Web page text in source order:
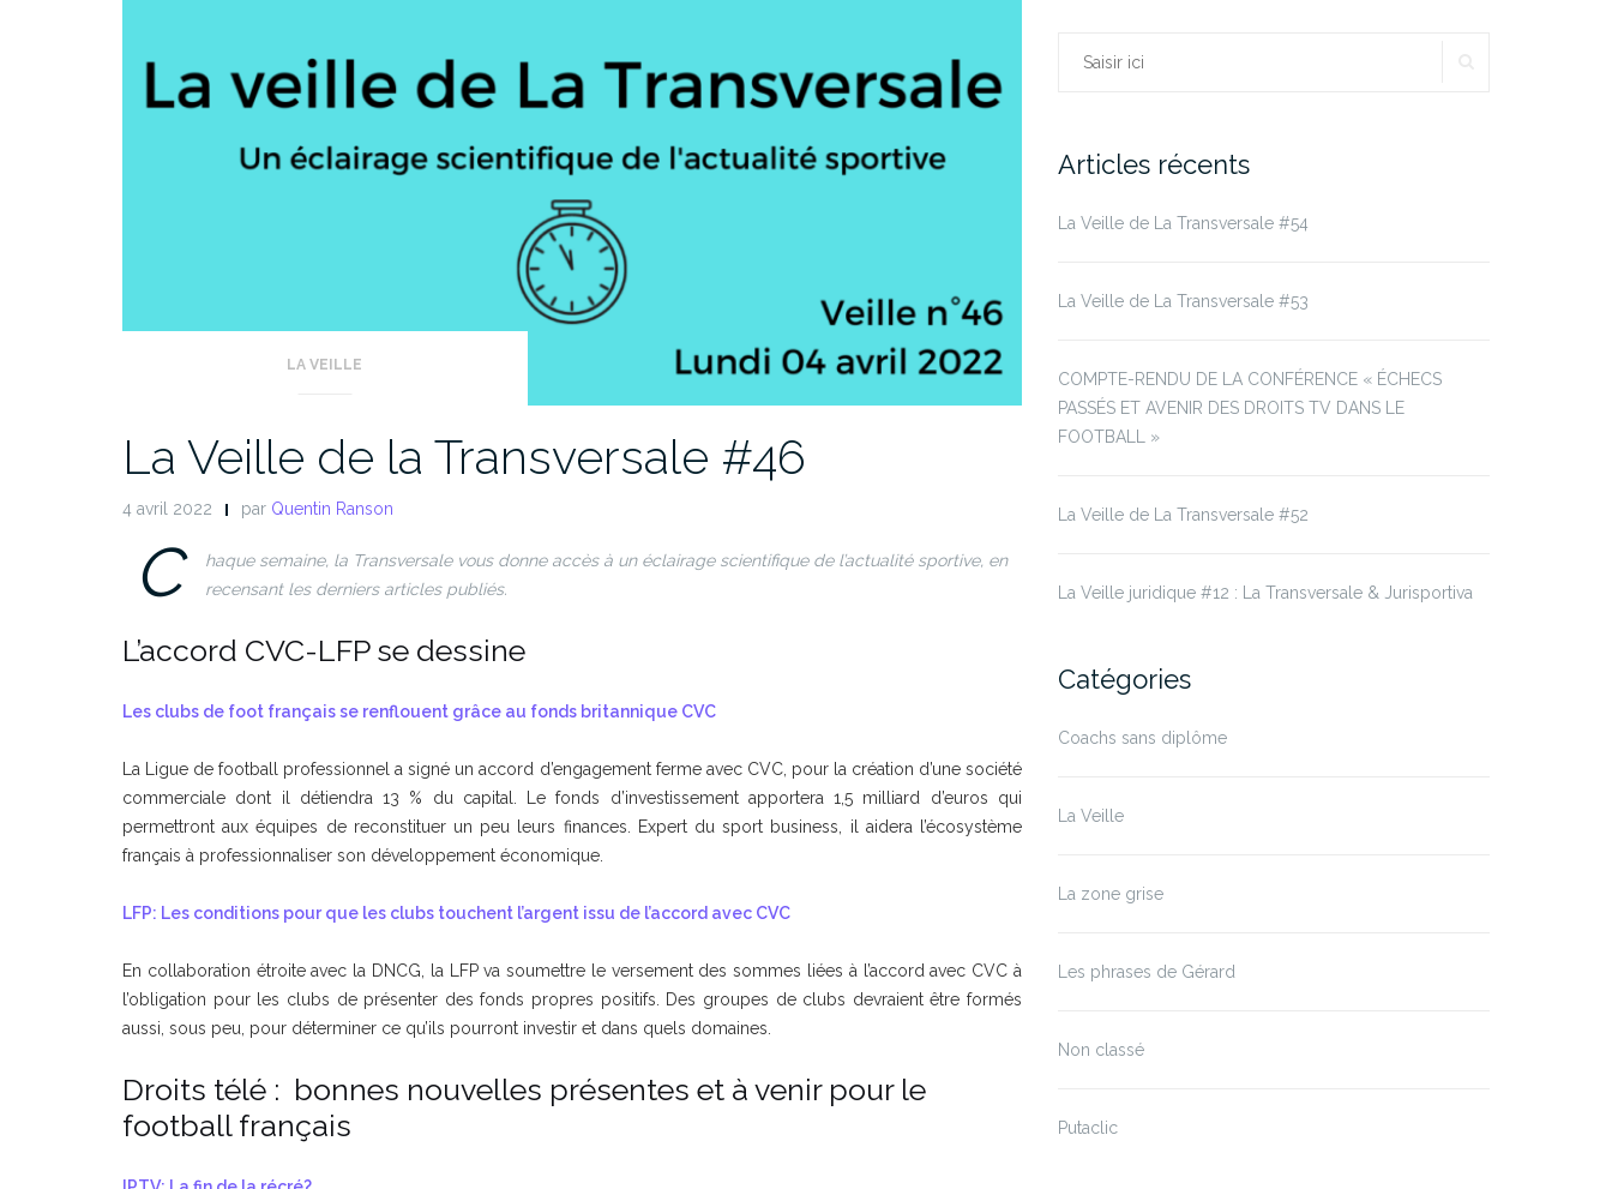
LA VEILLE
La Veille de la Transversale #46
4 avril 2022 par Quentin Ranson
C
haque semaine, la Transversale vous donne accès à un éclairage scientifique de l’actualité sportive, en
recensant les derniers articles publiés.
L’accord CVC-LFP se dessine
Les clubs de foot français se renflouent grâce au fonds britannique CVC
La Ligue de football professionnel a signé un accord d’engagement ferme avec CVC, pour la création d’une société
commerciale dont il détiendra 13 % du capital. Le fonds d’investissement apportera 1,5 milliard d’euros qui
permettront aux équipes de reconstituer un peu leurs finances. Expert du sport business, il aidera l’écosystème
français à professionnaliser son développement économique.
LFP: Les conditions pour que les clubs touchent l’argent issu de l’accord avec CVC
En collaboration étroite avec la DNCG, la LFP va soumettre le versement des sommes liées à l’accord avec CVC à
l’obligation pour les clubs de présenter des fonds propres positifs. Des groupes de clubs devraient être formés
aussi, sous peu, pour déterminer ce qu’ils pourront investir et dans quels domaines.
Droits télé : bonnes nouvelles présentes et à venir pour le
football français
Rechercher :
Articles récents
La Veille de La Transversale #54
La Veille de La Transversale #53
COMPTE-RENDU DE LA CONFÉRENCE « ÉCHECS
PASSÉS ET AVENIR DES DROITS TV DANS LE
FOOTBALL »
La Veille de La Transversale #52
La Veille juridique #12 : La Transversale & Jurisportiva
Catégories
Coachs sans diplôme
La Veille
La zone grise
Les phrases de Gérard
Non classé
Putaclic